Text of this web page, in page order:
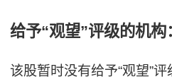
给予“观望”评级的机构
该股暂时没有给予“观望”评